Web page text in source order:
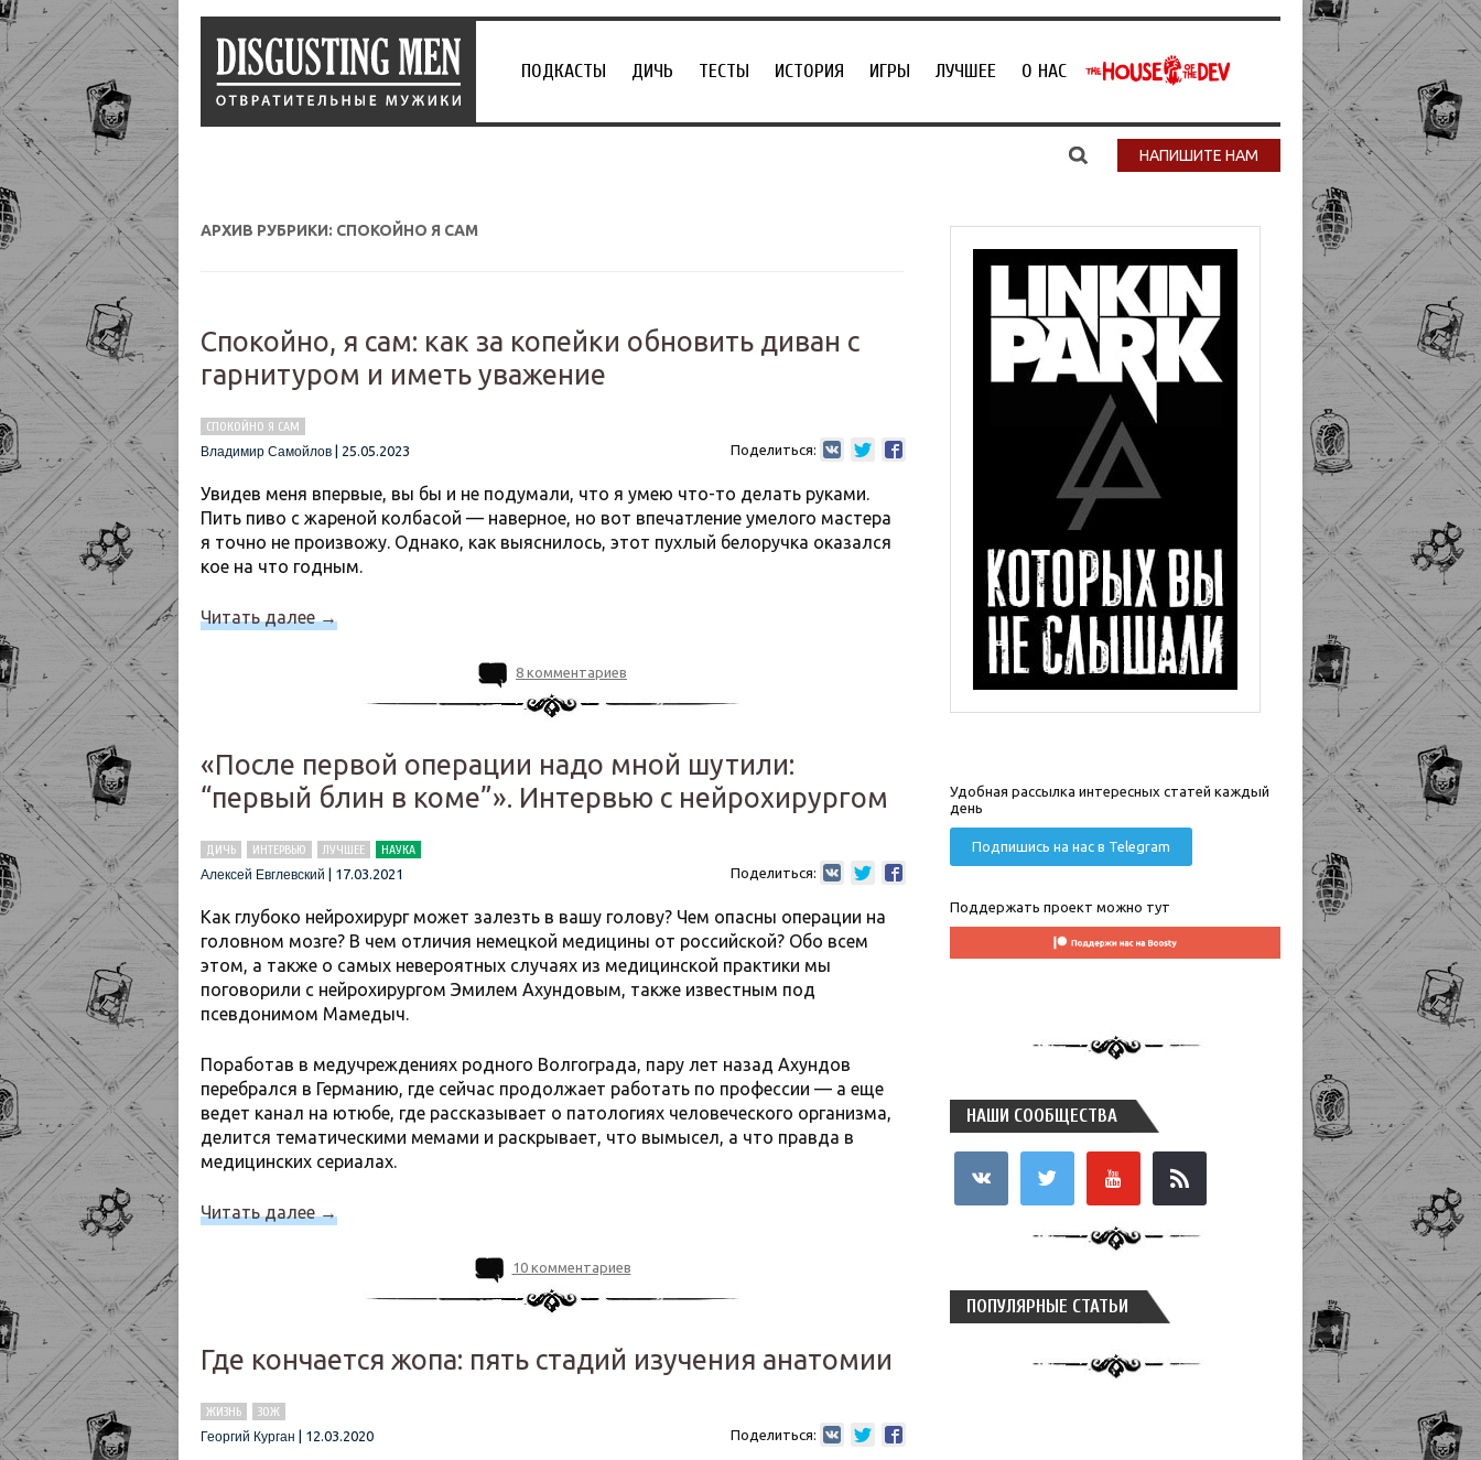
ПОДКАСТЫ ДИЧЬ ТЕСТЫ ИСТОРИЯ ИГРЫ ЛУЧШЕЕ О НАС
НАПИШИТЕ НАМ
АРХИВ РУБРИКИ: СПОКОЙНО Я САМ
Спокойно, я сам: как за копейки обновить диван с
гарнитуром и иметь уважение
СПОКОЙНО Я САМ
Владимир Самойлов
25.05.2023 Поделиться:
Увидев меня впервые, вы бы и не подумали, что я умею что-то делать руками.
Пить пиво с жареной колбасой — наверное, но вот впечатление умелого мастера
я точно не произвожу. Однако, как выяснилось, этот пухлый белоручка оказался
кое на что годным.
Читать далее→
8 комментариев
«После первой операции надо мной шутили:
“первый блин в коме”». Интервью с нейрохирургом
ДИЧЬ ИНТЕРВЬЮ ЛУЧШЕЕ
НАУКА
Алексей Евглевский
17.03.2021 Поделиться:
Как глубоко нейрохирург может залезть в вашу голову? Чем опасны операции на
головном мозге? В чем отличия немецкой медицины от российской? Обо всем
этом, а также о самых невероятных случаях из медицинской практики мы
поговорили с нейрохирургом Эмилем Ахундовым, также известным под
псевдонимом Мамедыч.
Поработав в медучреждениях родного Волгограда, пару лет назад Ахундов
перебрался в Германию, где сейчас продолжает работать по профессии — а еще
ведет канал на ютюбе, где рассказывает о патологиях человеческого организма,
делится тематическими мемами и раскрывает, что вымысел, а что правда в
медицинских сериалах.
Читать далее→
10 комментариев
Где кончается жопа: пять стадий изучения анатомии
ЖИЗНЬ
ЗОЖ
Георгий Курган
12.03.2020 Поделиться:
Удобная рассылка интересных статей каждый
день
Подпишись на нас в Telegram
Поддержать проект можно тут
НАШИ СООБЩЕСТВА
ПОПУЛЯРНЫЕ СТАТЬИ